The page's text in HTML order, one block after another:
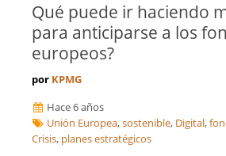
Qué puede ir haciendo
para anticiparse a los
europeos?
por KPMG
Hace 6 años
Unión Europea,sostenible, Digital,
Crisis, planes estratégicos